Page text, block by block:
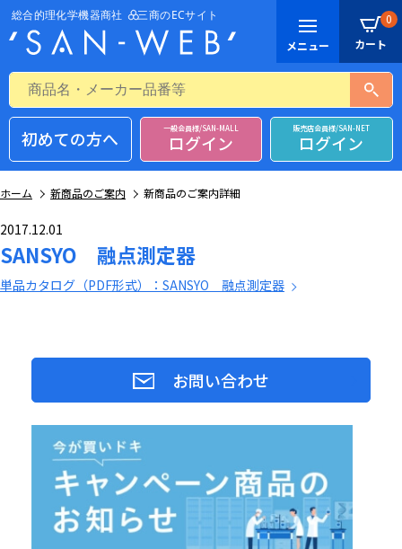
0
初めての方へ 一般会員様/SAN-MALL
ログイン
販売店会員様/SAN-NET
ログイン
ホーム 新商品のご案内 新商品のご案内詳細
2017.12.01
SANSYO 融点測定器
単品カタログ（PDF形式）：SANSYO 融点測定器
お問い合わせ